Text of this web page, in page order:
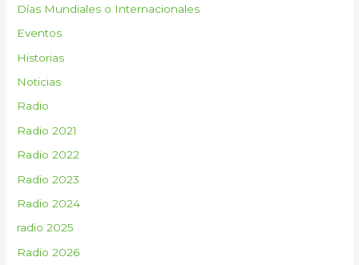
o
r
:
Días Mundiales o Internacionales
Eventos
Historias
Noticias
Radio
Radio 2021
Radio 2022
Radio 2023
Radio 2024
radio 2025
Radio 2026